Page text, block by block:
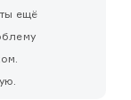
ещё